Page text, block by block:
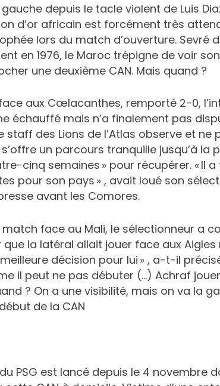
depuis le tacle violent de Luis
d’or africain est forcément très
lors du match d’ouverture. Sevré
en 1976, le Maroc trépigne de voir
une deuxième CAN. Mais quand ?
aux Cœlacanthes, remporté 2-0,
échauffé mais n’a finalement pas
staff des Lions de l’Atlas observe et ne
un parcours tranquille jusqu’à la
cinq semaines » pour récupérer. « Il
pour son pays » , avait loué son
avant les Comores.
match face au Mali, le sélectionneur a
la latéral allait jouer face aux Aigles
décision pour lui » , a-t-il
il peut ne pas débuter (…) Achraf
? On a une visibilité, mais on va la
de la CAN
PSG est lancé depuis le 4 novembre